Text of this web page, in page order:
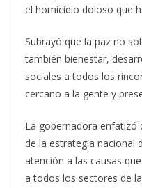
el homicidio doloso que
Subrayó que la paz no
también bienestar,
sociales a todos los
cercano a la gente y
La gobernadora
de la estrategia nacional
atención a las causas
a todos los sectores de